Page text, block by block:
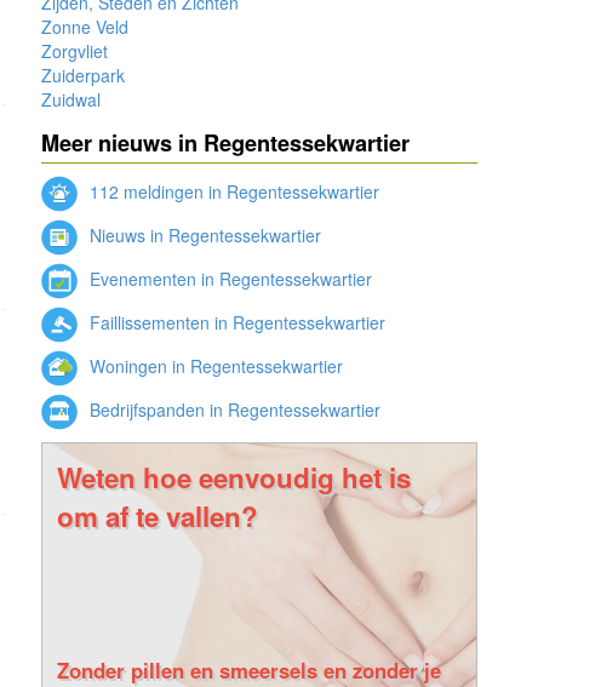
Zonne Veld
Zorgvliet
Zuiderpark
Zuidwal
Meer nieuws in Regentessekwartier
112 meldingen in Regentessekwartier
Nieuws in Regentessekwartier
Evenementen in Regentessekwartier
Faillissementen in Regentessekwartier
Woningen in Regentessekwartier
Bedrijfspanden in Regentessekwartier
Weten hoe eenvoudig het is
om af te vallen?
Zonder pillen en smeersels en zonder je